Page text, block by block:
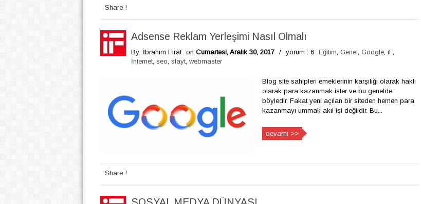
Share !
Adsense Reklam Yerleşimi Nasıl Olmalı
By: İbrahim Fırat on Cumartesi, Aralık 30, 2017 / yorum : 6 Eğitim Genel Google, iF,
İnternet, seo slayt, webmaster
Blog site sahipleri emeklerinin karşılığı olarak haklı
olarak para kazanmak ister ve bu genelde
böyledir. Fakat yeni açılan bir siteden hemen para
kazanmayı ummak akıl işi değildir. Bu...
devamı >>
Share !
SOSYAL MEDYA DÜNYASI